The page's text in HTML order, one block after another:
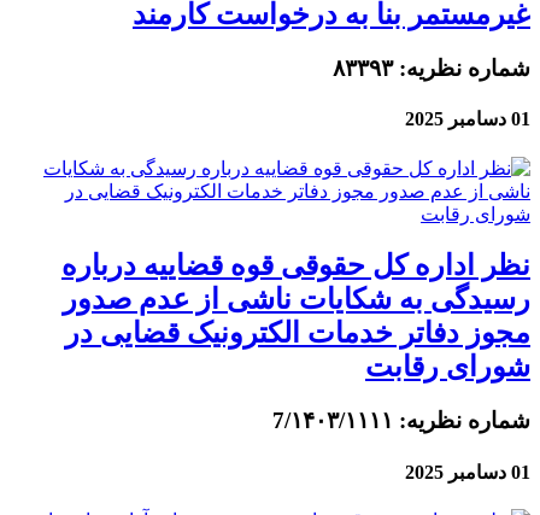
غیرمستمر بنا به درخواست کارمند
شماره نظریه: ۸۳۳۹۳
01 دسامبر 2025
نظر اداره کل حقوقی قوه قضاییه درباره
رسیدگی به شکایات ناشی از عدم صدور
مجوز دفاتر خدمات الکترونیک قضایی در
شورای رقابت
شماره نظریه: 7/۱۴۰۳/۱۱۱۱
01 دسامبر 2025